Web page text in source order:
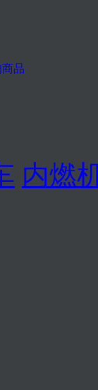
品
内燃